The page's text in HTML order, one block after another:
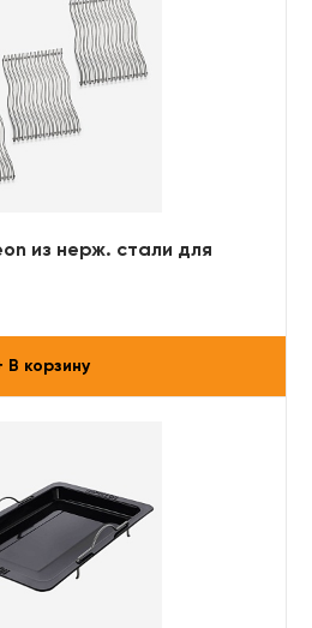
из нерж. стали для
В корзину